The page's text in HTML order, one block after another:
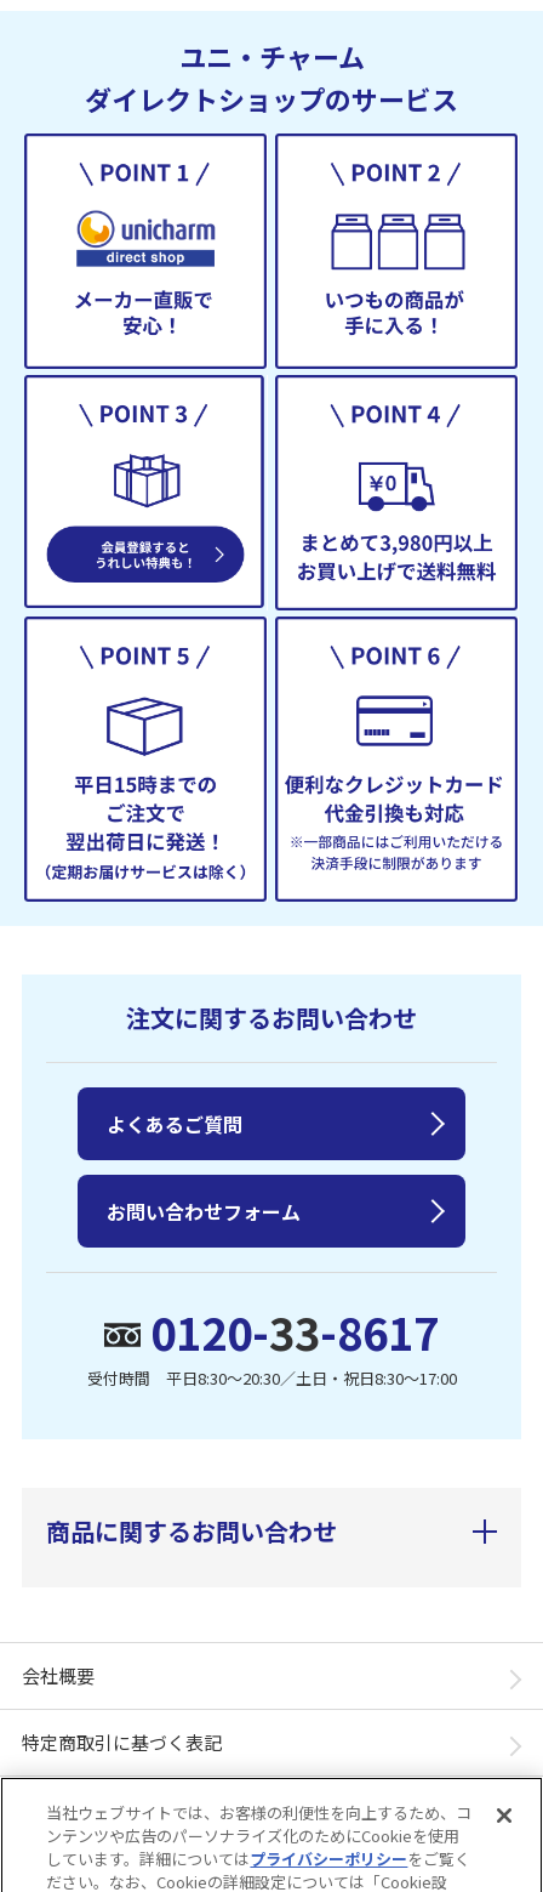
ユニ・チャーム
ダイレクトショップのサービス
注文に関するお問い合わせ
0120-33-8617
受付時間 平日8:30〜20:30／土日・祝日8:30〜17:00
よくあるご質問
お問い合わせフォーム
商品に関するお問い合わせ
会社概要
特定商取引に基づく表記
個人情報保護方針
「ユニ・チャーム ダイレクトショップ」は、ユニ・チャーム株式会社が運営してい
当社ウェブサイトでは、お客様の利便性を向上するため、コ
ンテンツや広告のパーソナライズ化のためにCookieを使用
しています。詳細についてはプライバシーポリシーをご覧く
ださい。なお、Cookieの詳細設定については「Cookie設